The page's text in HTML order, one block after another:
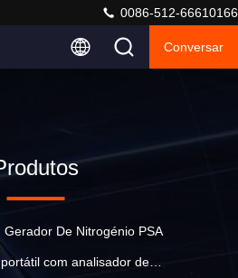
0086-512-66610166
Conversar
Gerador De Nitrogénio PSA
com analisador de